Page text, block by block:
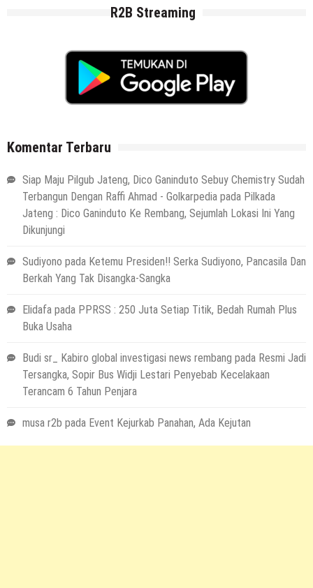
R2B Streaming
Komentar Terbaru
Siap Maju Pilgub Jateng, Dico Ganinduto Sebuy Chemistry Sudah
Terbangun Dengan Raffi Ahmad - Golkarpedia pada Pilkada
Jateng : Dico Ganinduto Ke Rembang, Sejumlah Lokasi Ini Yang
Dikunjungi
Sudiyono pada Ketemu Presiden!! Serka Sudiyono, Pancasila Dan
Berkah Yang Tak Disangka-Sangka
Elidafa pada PPRSS : 250 Juta Setiap Titik, Bedah Rumah Plus
Buka Usaha
Budi sr_ Kabiro global investigasi news rembang pada Resmi Jadi
Tersangka, Sopir Bus Widji Lestari Penyebab Kecelakaan
Terancam 6 Tahun Penjara
musa r2b pada Event Kejurkab Panahan, Ada Kejutan